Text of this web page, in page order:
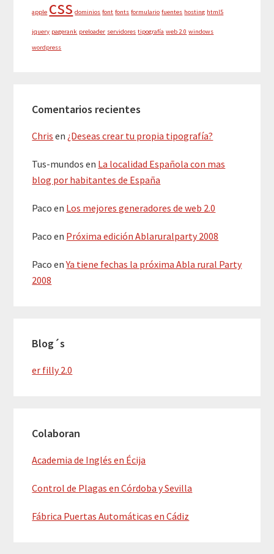
apple css dominios font fonts formulario fuentes hosting html5
jquery pagerank preloader servidores tipografía web 2.0 windows
wordpress
Comentarios recientes
Chris en ¿Deseas crear tu propia tipografía?
Tus-mundos en La localidad Española con mas
blog por habitantes de España
Paco en Los mejores generadores de web 2.0
Paco en Próxima edición Ablaruralparty 2008
Paco enYa tiene fechas la próxima Abla rural Party
2008
Blog´s
er filly 2.0
Colaboran
Academia de Inglés en Écija
Control de Plagas en Córdoba y Sevilla
Fábrica Puertas Automáticas en Cádiz